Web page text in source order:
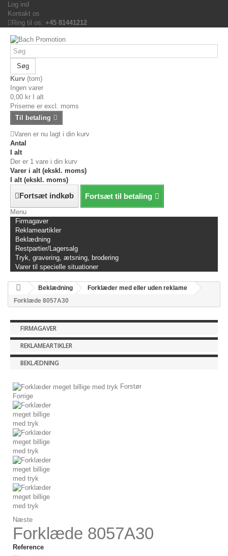
Log ind
Kontakt os
Ring til os: +45 81441212
Søg
Kurv (tom)
Ingen varer
0,00 kr
I alt
Priserne er excl. moms
Til betaling
Varen er nu lagt i din kurv
Antal
I alt
Der er 1 vare i din kurv
Varer i alt (ekskl. moms)
I alt (ekskl. moms)
Fortsæt indkøb Fortsæt til betaling
Menu
Firmagaver
Reklameartikler
Beklædning
Restpartier/Lagersalg
Tryk, gravering, ætsning, brodering
Varer til specielle situationer
Beklædning
Forklæder med eller uden reklame
Forklæde 8057A30
FIRMAGAVER
REKLAMEARTIKLER
BEKLÆDNING
Forstør
Forrige
Næste
Forklæde 8057A30
Reference